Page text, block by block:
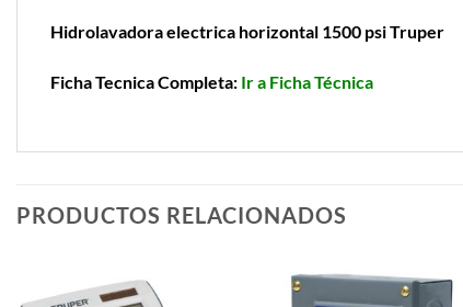
Hidrolavadora electrica horizontal 1500 psi Truper
Ficha Tecnica Completa: Ir a Ficha Técnica
PRODUCTOS RELACIONADOS